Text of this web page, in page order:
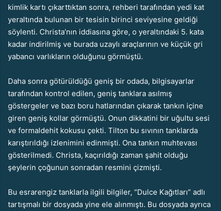
kimlik kartı çıkarttıktan sonra, rehberi tarafından yedi kat
yeraltında bulunan bir tesisin birinci seviyesine geldiği
söylenti. Christa’nın iddiasına göre, o yeraltındaki 5. kata
kadar indirilmiş ve burada uzaylı araçlarının ve küçük gri
yabancı varlıkların olduğunu görmüştü.
Daha sonra götürüldüğü geniş bir odada, bilgisayarlar
tarafından kontrol edilen, geniş tanklara asılmış
göstergeler ve bazı boru hatlarından çıkarak tankın içine
giren geniş kollar görmüştü. Onun dikkatini bir uğultu sesi
ve formaldehit kokusu çekti. Tilton bu sıvının tanklarda
karıştırıldığı izlenimini edinmişti. Ona tankın muhtevası
gösterilmedi. Christa, kaçırıldığı zaman şahit olduğu
şeylerin çoğunun sonradan resmini çizmişti.
Bu esrarengiz tanklarla ilgili bilgiler, “Dulce Kağıtları” adlı
tartışmalı bir dosyada yine ele alınmıştı. Bu dosyada ayrıca